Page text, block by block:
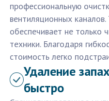
профессиональную
вентиляционных каналов.
обеспечивает не только
техники. Благодаря
стоимость легко
Удаление
быстро